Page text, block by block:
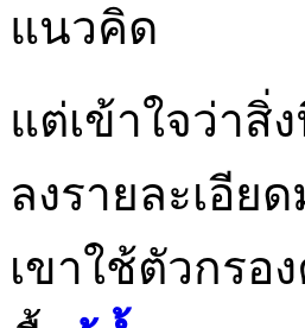
แนวคิด
แต่เข้าใจว่าสิ่
ลงรายละเอีย
เขาใช้ตัวกรอ